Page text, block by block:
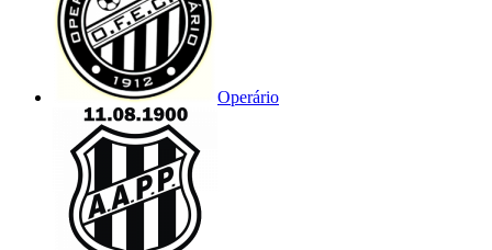
Operário